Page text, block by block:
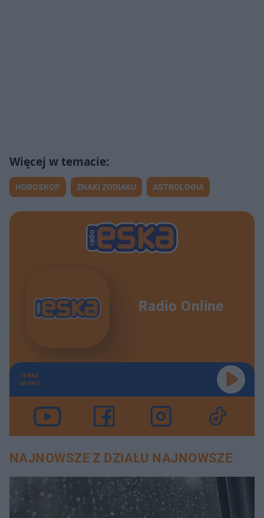
HOROSKOP ZNAKI ZODIAKU ASTROLOGIA
Radio Online
TERAZ
GRAMY
NAJNOWSZE Z DZIAŁU NAJNOWSZE